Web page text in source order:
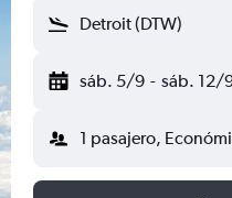
Detroit (DTW)
sáb. 5/9 - sáb. 12/
1 pasajero,